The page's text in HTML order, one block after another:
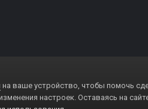
на ваше устройство, чтобы помочь
настроек. Оставаясь на